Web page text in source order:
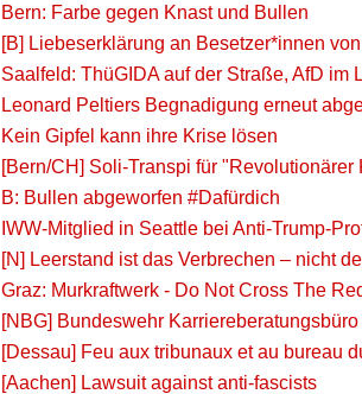
Bern: Farbe gegen Knast und Bullen
[B] Liebeserklärung an Besetzer*innen
Saalfeld: ThüGIDA auf der Straße, AfD im
Leonard Peltiers Begnadigung erneut
Kein Gipfel kann ihre Krise lösen
[Bern/CH] Soli-Transpi für "Revolutionärer
B: Bullen abgeworfen #Dafürdich
IWW-Mitglied in Seattle bei Anti-Trump-
[N] Leerstand ist das Verbrechen – nicht
Graz: Murkraftwerk - Do Not Cross The
[NBG] Bundeswehr
[Dessau] Feu aux tribunaux et au bureau
[Aachen] Lawsuit against anti-fascists